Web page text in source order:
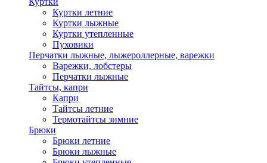
Куртки летние
Куртки лыжные
Куртки утепленные
Пуховики
Перчатки лыжные, лыжероллерные, варежки
Варежки, лобстеры
Перчатки лыжные
Тайтсы, капри
Капри
Тайтсы летние
Термотайтсы зимние
Брюки
Брюки летние
Брюки лыжные